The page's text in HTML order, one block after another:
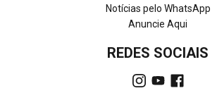
Notícias pelo WhatsApp
Anuncie Aqui
REDES SOCIAIS